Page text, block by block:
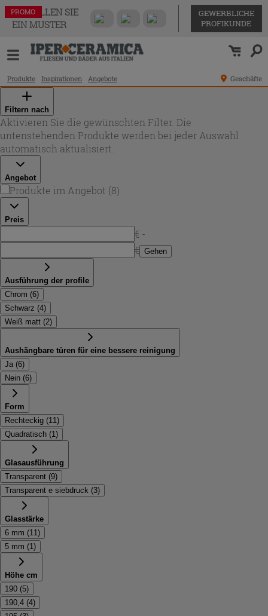
BESTELLEN SIE
EIN MUSTER
GEWERBLICHE
PROFIKUNDE
Produkte Inspirationen Angebote Geschäfte
Filtern nach
Aktivieren Sie die gewünschten Filter. Die
untenstehenden Produkte werden bei jeder Auswahl
automatisch aktualisiert.
Angebot
Produkte im Angebot (8)
Preis
€ -
€ Gehen
Ausführung der profile
Chrom (6)
Schwarz (4)
Weiß matt (2)
Aushängbare türen für eine bessere reinigung
Ja (6)
Nein (6)
Form
Rechteckig (11)
Quadratisch (1)
Glasausführung
Transparent (9)
Transparent e siebdruck (3)
Glasstärke
6 mm (11)
5 mm (1)
Höhe cm
190 (5)
190,4 (4)
PROMO
PROMO
PROMO
PROMO
PROMO
PROMO
PROMO
PROMO